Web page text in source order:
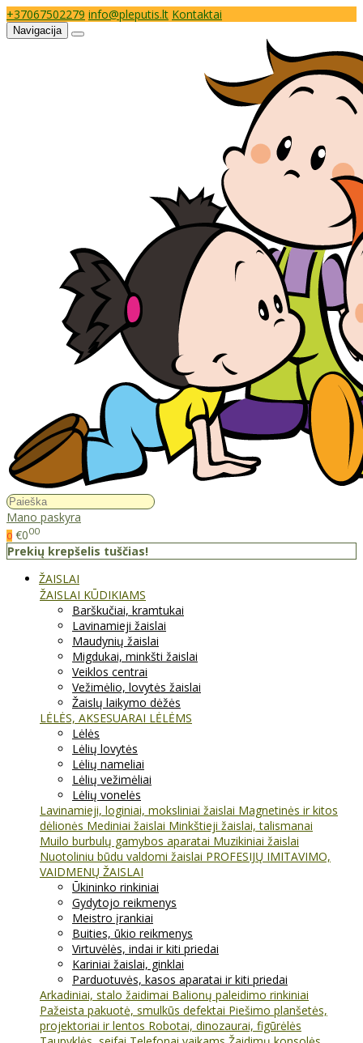
+37067502279 info@pleputis.lt Kontaktai
Navigacija
Mano paskyra
0 €000
Prekių krepšelis tuščias!
ŽAISLAI
ŽAISLAI KŪDIKIAMS
Barškučiai, kramtukai
Lavinamieji žaislai
Maudynių žaislai
Migdukai, minkšti žaislai
Veiklos centrai
Vežimėlio, lovytės žaislai
Žaislų laikymo dėžės
LĖLĖS, AKSESUARAI LĖLĖMS
Lėlės
Lėlių lovytės
Lėlių nameliai
Lėlių vežimėliai
Lėlių vonelės
Lavinamieji, loginiai, moksliniai žaislai Magnetinės ir kitos
dėlionės Mediniai žaislai Minkštieji žaislai, talismanai
Muilo burbulų gamybos aparatai Muzikiniai žaislai
Nuotoliniu būdu valdomi žaislai PROFESIJŲ IMITAVIMO,
VAIDMENŲ ŽAISLAI
Ūkininko rinkiniai
Gydytojo reikmenys
Meistro įrankiai
Buities, ūkio reikmenys
Virtuvėlės, indai ir kiti priedai
Kariniai žaislai, ginklai
Parduotuvės, kasos aparatai ir kiti priedai
Arkadiniai, stalo žaidimai Balionų paleidimo rinkiniai
Pažeista pakuotė, smulkūs defektai Piešimo planšetės,
projektoriai ir lentos Robotai, dinozaurai, figūrėlės